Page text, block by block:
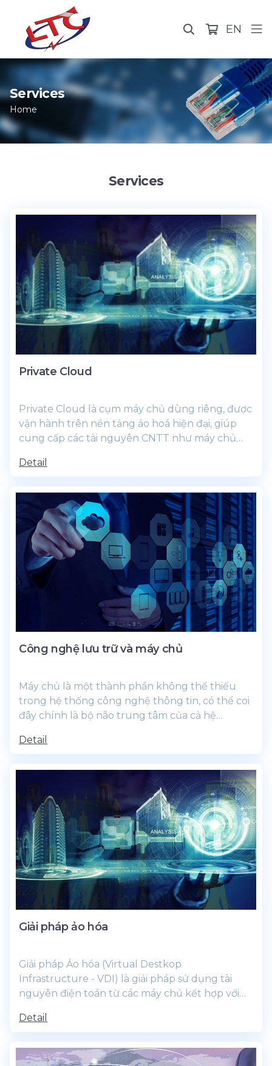
EN
Services
Home
Services
Private Cloud
Private Cloud là cụm máy chủ dùng riêng, được
vận hành trên nền tảng ảo hoá hiện đại, giúp
cung cấp các tài nguyên CNTT như máy chủ
Detail
Công nghệ lưu trữ và máy chủ
Máy chủ là một thành phần không thể thiếu
trong hệ thống công nghệ thông tin, có thể coi
đây chính là bộ não trung tâm của cả hệ
Detail
Giải pháp ảo hóa
Giải pháp Ảo hóa (Virtual Destkop
Infrastructure - VDI) là giải pháp sử dụng tài
nguyên điện toán từ các máy chủ kết hợp với
Detail